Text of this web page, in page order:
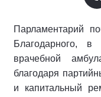
Парламентарий
Благодарного,
врачебной
благодаря
и капитальный